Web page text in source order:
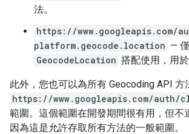
法。
https://www.googleapis.com/
platform.geocode.location —
GeocodeLocation 搭配使用，用
此外，您也可以為所有 Geocoding API 方
https://www.googleapis.com/auth/
範圍。這個範圍在開發期間很有用，但不
因為這是允許存取所有方法的一般範圍。